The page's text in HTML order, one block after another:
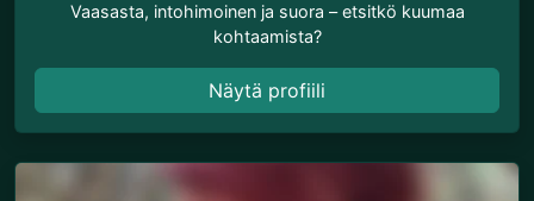
Vaasasta, intohimoinen ja suora – etsitkö kuumaa
kohtaamista?
Näytä profiili